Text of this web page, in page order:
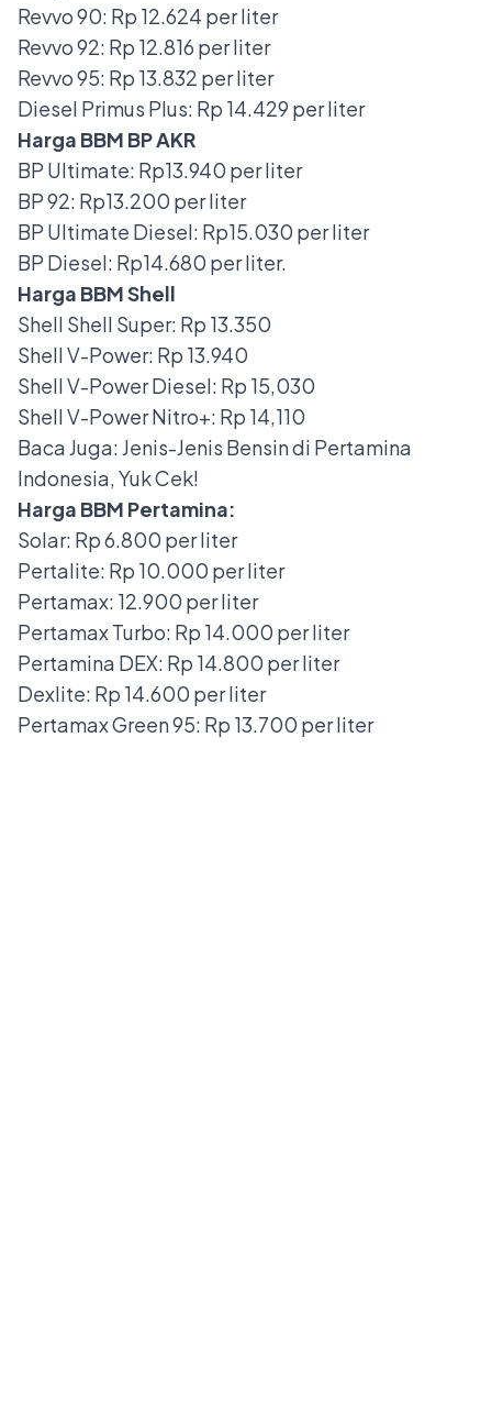
Revvo 90: Rp 12.624 per liter
Revvo 92: Rp 12.816 per liter
Revvo 95: Rp 13.832 per liter
Diesel Primus Plus: Rp 14.429 per liter
Harga BBM BP AKR
BP Ultimate: Rp13.940 per liter
BP 92: Rp13.200 per liter
BP Ultimate Diesel: Rp15.030 per liter
BP Diesel: Rp14.680 per liter.
Harga BBM Shell
Shell Shell Super: Rp 13.350
Shell V-Power: Rp 13.940
Shell V-Power Diesel: Rp 15,030
Shell V-Power Nitro+: Rp 14,110
Baca Juga:Jenis-Jenis Bensin di Pertamina
Indonesia, Yuk Cek!
Harga BBM Pertamina:
Solar: Rp 6.800 per liter
Pertalite: Rp 10.000 per liter
Pertamax: 12.900 per liter
Pertamax Turbo: Rp 14.000 per liter
Pertamina DEX: Rp 14.800 per liter
Dexlite: Rp 14.600 per liter
Pertamax Green 95: Rp 13.700 per liter